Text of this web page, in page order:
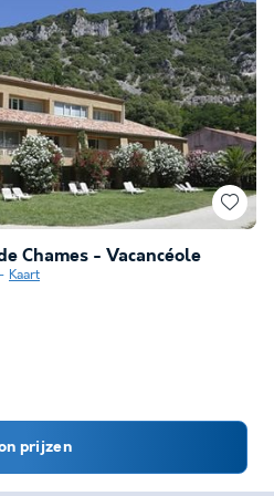
Chames - Vacancéole
Kaart
prijzen